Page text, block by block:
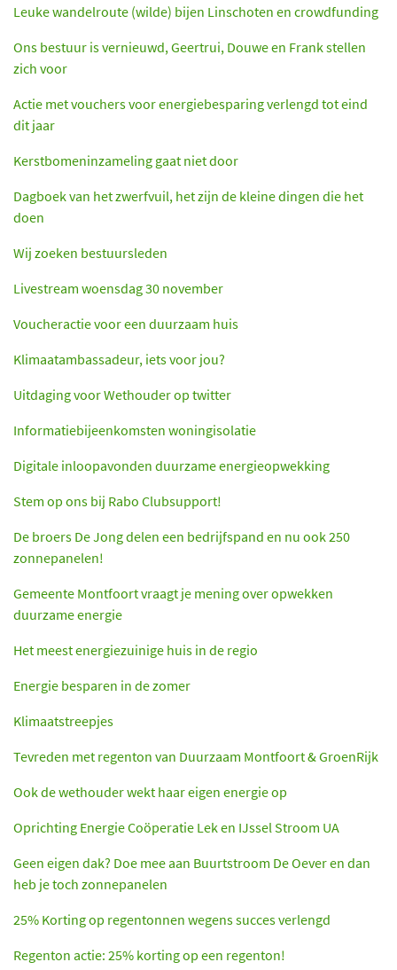
Leuke wandelroute (wilde) bijen Linschoten en crowdfunding
Ons bestuur is vernieuwd, Geertrui, Douwe en Frank stellen
zich voor
Actie met vouchers voor energiebesparing verlengd tot eind
dit jaar
Kerstbomeninzameling gaat niet door
Dagboek van het zwerfvuil, het zijn de kleine dingen die het
doen
Wij zoeken bestuursleden
Livestream woensdag 30 november
Voucheractie voor een duurzaam huis
Klimaatambassadeur, iets voor jou?
Uitdaging voor Wethouder op twitter
Informatiebijeenkomsten woningisolatie
Digitale inloopavonden duurzame energieopwekking
Stem op ons bij Rabo Clubsupport!
De broers De Jong delen een bedrijfspand en nu ook 250
zonnepanelen!
Gemeente Montfoort vraagt je mening over opwekken
duurzame energie
Het meest energiezuinige huis in de regio
Energie besparen in de zomer
Klimaatstreepjes
Tevreden met regenton van Duurzaam Montfoort & GroenRijk
Ook de wethouder wekt haar eigen energie op
Oprichting Energie Coöperatie Lek en IJssel Stroom UA
Geen eigen dak? Doe mee aan Buurtstroom De Oever en dan
heb je toch zonnepanelen
25% Korting op regentonnen wegens succes verlengd
Regenton actie: 25% korting op een regenton!